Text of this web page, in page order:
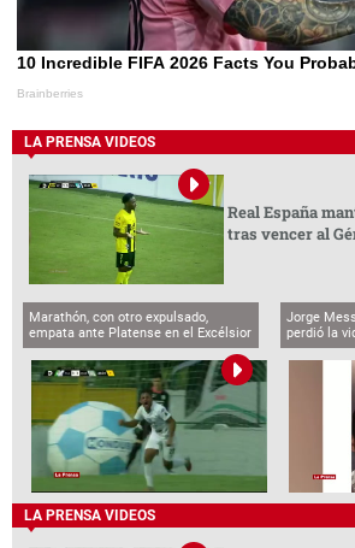
LA PRENSA VIDEOS
Real España
tras vencer al
Marathón, con otro expulsado,
empata ante Platense en el Excélsior
Jorge
perdió la
LA PRENSA VIDEOS